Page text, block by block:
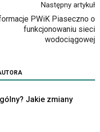
Następny artykuł
PWiK Piaseczno o
funkcjonowaniu sieci
wodociągowej
Jakie zmiany